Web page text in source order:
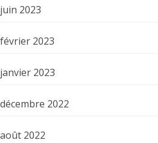
juin 2023
février 2023
janvier 2023
décembre 2022
août 2022